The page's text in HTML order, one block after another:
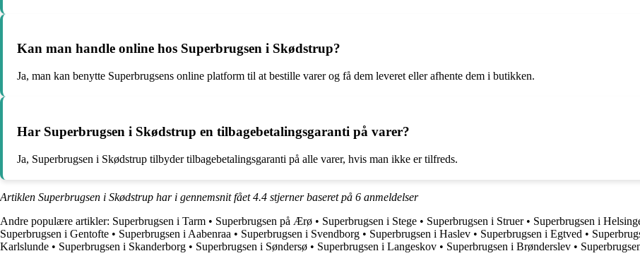
Kan man handle online hos Superbrugsen i Skødstrup?
Ja, man kan benytte Superbrugsens online platform til at bestille varer og få dem leveret eller afhente dem i butikken.
Har Superbrugsen i Skødstrup en tilbagebetalingsgaranti på varer?
Ja, Superbrugsen i Skødstrup tilbyder tilbagebetalingsgaranti på alle varer, hvis man ikke er tilfreds.
Artiklen Superbrugsen i Skødstrup har i gennemsnit fået4.4 stjerner baseret på 6 anmeldelser
Andre populære artikler: Superbrugsen i Tarm • Superbrugsen på Ærø • Superbrugsen i Stege • Superbrugsen i Struer• Superbrugsen i
Superbrugsen i Gentofte • Superbrugsen i Aabenraa • Superbrugsen i Svendborg • Superbrugsen i Haslev • Superbrugsen i Egtved •
Karlslunde • Superbrugsen i Skanderborg • Superbrugsen i Søndersø • Superbrugsen i Langeskov • Superbrugsen i Brønderslev •